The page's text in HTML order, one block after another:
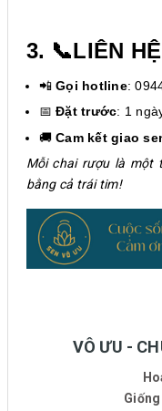
3. 📞LIÊN
📲 Gọi hotline:
📅 Đặt trước: 1
🚚 Cam kết giao
Mỗi chai rượu là một
bằng cả trái tim!
VÔ ƯU -